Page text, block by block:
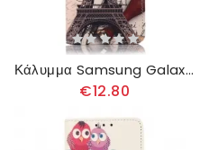
Κάλυμμα Samsung Galaxy A13 5G Πύργος Του Άιφελ Του Ποιητή
€12.80